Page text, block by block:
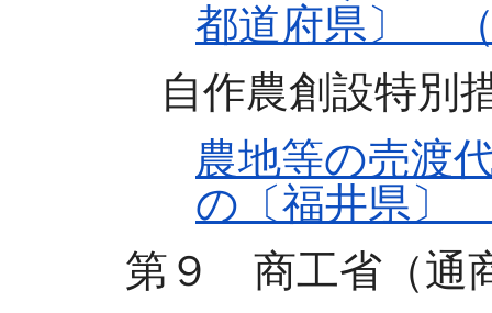
都道府県〕
自作農創設特
農地等の売渡
の〔福井県〕
第９ 商工省（通